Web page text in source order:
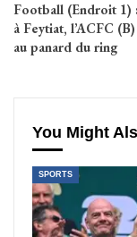
Football (Endroit 1)
à Feytiat, l’ACFC
au panard du ring
You Might
SPORTS